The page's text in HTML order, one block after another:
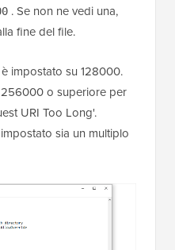
. Se non ne vedi una,
fine del file.
impostato su 128000.
o superiore per
URI Too Long'.
sia un multiplo